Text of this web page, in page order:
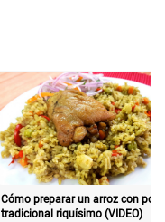
Cómo preparar un arroz con pollo
tradicional riquísimo (VIDEO)